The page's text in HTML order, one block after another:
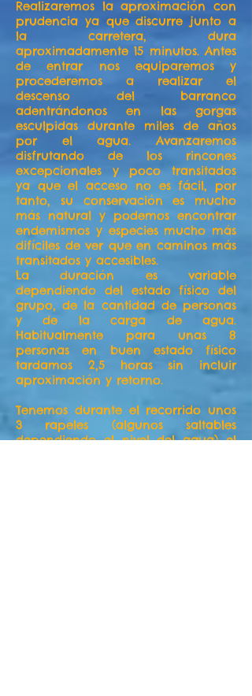
Realizaremos la aproximación con
prudencia ya que discurre junto a
la carretera, dura
aproximadamente 15 minutos. Antes
de entrar nos equiparemos y
procederemos a realizar el
descenso del barranco
adentrándonos en las gorgas
esculpidas durante miles de años
por el agua. Avanzaremos
disfrutando de los rincones
excepcionales y poco transitados
ya que el acceso no es fácil, por
tanto, su conservación es mucho
más natural y podemos encontrar
endemismos y especies mucho más
difíciles de ver que en caminos más
transitados y accesibles.
La duración es variable
dependiendo del estado físico del
grupo, de la cantidad de personas
y de la carga de agua.
Habitualmente para unas 8
personas en buen estado físico
tardamos 2,5 horas sin incluir
aproximación y retorno.
Tenemos durante el recorrido unos
3 rapeles (algunos saltables
dependiendo el nivel del agua) el